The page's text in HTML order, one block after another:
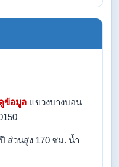
ข้อมูล แขวงบางบอน
ส่วนสูง 170 ซม. น้ำ